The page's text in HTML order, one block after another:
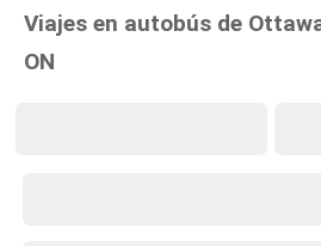
Viajes en autobús de
ON